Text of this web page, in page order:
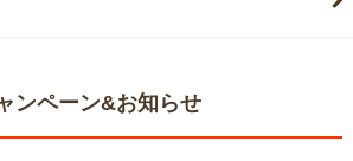
ンペーン&お知らせ